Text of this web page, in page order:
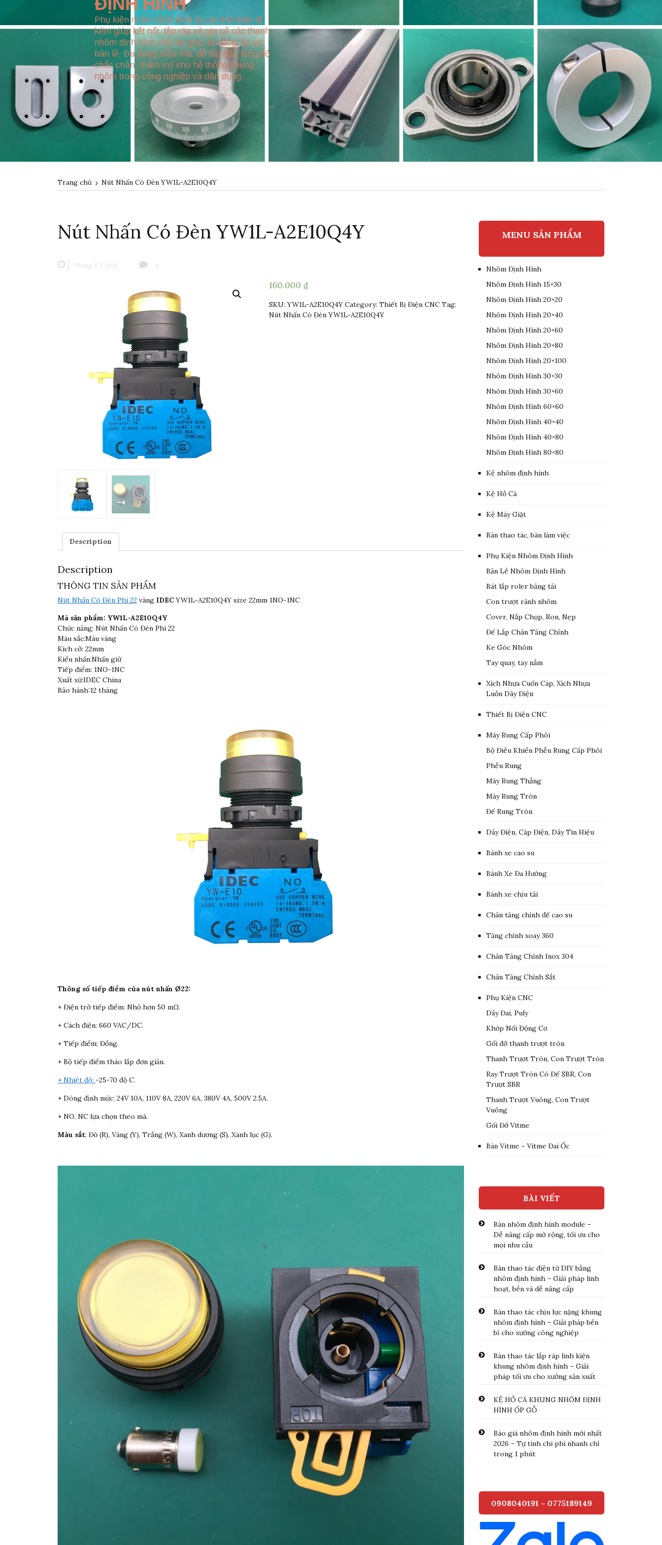
Phụ kiện nhôm định hình là các linh kiện đi
kèm giúp kết nối, lắp ráp và gia cố các thanh
nhôm định hình như ke góc, bu lông, ốc vít,
bản lề. Đa dạng mẫu mã, dễ lắp đặt, tăng độ
chắc chắn, thẩm mỹ cho hệ thống khung
nhôm trong công nghiệp và dân dụng.
Trang chủ Nút Nhấn Có Đèn YW1L-A2E10Q4Y
Nút Nhấn Có Đèn YW1L-A2E10Q4Y
Tháng 5 7, 2021 0
160.000 ₫
SKU:YW1L-A2E10Q4Y Category: Thiết Bị Điện CNC Tag:
Nút Nhấn Có Đèn YW1L-A2E10Q4Y
Description
Description
THÔNG TIN SẢN PHẨM
Nút Nhấn Có Đèn Phi 22 vàng IDECYW1L-A2E10Q4Y size 22mm 1NO-1NC
Mã sản phẩm: YW1L-A2E10Q4Y
Chức năng: Nút Nhấn Có Đèn Phi 22
Màu sắc:Màu vàng
Kích cỡ: 22mm
Kiểu nhấn:Nhấn giữ
Tiếp điểm: 1NO-1NC
Xuất xứ:IDEC China
Bảo hành:12 tháng
Thông số tiếp điểm của nút nhấn Ø22:
+ Điện trở tiếp điểm: Nhỏ hơn 50 mΩ.
+ Cách điện: 660 VAC/DC.
+ Tiếp điểm: Đồng.
+ Bộ tiếp điểm tháo lắp đơn giản.
+ Nhiệt độ: -25-70 độ C.
+ Dòng định mức: 24V 10A, 110V 8A, 220V 6A, 380V 4A, 500V 2.5A.
+ NO, NC lựa chọn theo mã.
Màu sắt: Đỏ (R), Vàng (Y), Trắng (W), Xanh dương (S), Xanh lục (G).
MENU SẢN PHẨM
Nhôm Định Hình
Nhôm Định Hình 15×30
Nhôm Định Hình 20×20
Nhôm Định Hình 20×40
Nhôm Định Hình 20×60
Nhôm Định Hình 20×80
Nhôm Định Hình 20×100
Nhôm Định Hình 30×30
Nhôm Định Hình 30×60
Nhôm Định Hình 60×60
Nhôm Định Hình 40×40
Nhôm Định Hình 40×80
Nhôm Định Hình 80×80
Kệ nhôm định hình
Kệ Hồ Cá
Kệ Máy Giặt
Bàn thao tác, bàn làm việc
Phụ Kiện Nhôm Định Hình
Bản Lề Nhôm Định Hình
Bát lắp roler băng tải
Con trượt rãnh nhôm
Cover, Nắp Chụp, Ron, Nẹp
Đế Lắp Chân Tăng Chỉnh
Ke Góc Nhôm
Tay quay, tay nắm
Xích Nhựa Cuốn Cáp, Xích Nhựa
Luồn Dây Điện
Thiết Bị Điện CNC
Máy Rung Cấp Phôi
Bộ Điều Khiển Phễu Rung Cấp Phôi
Phễu Rung
Máy Rung Thẳng
Máy Rung Tròn
Đế Rung Tròn
Dây Điện, Cáp Điện, Dây Tín Hiệu
Bánh xe cao su
Bánh Xe Đa Hướng
Bánh xe chịu tải
Chân tăng chỉnh đế cao su
Tăng chỉnh xoay 360
Chân Tăng Chỉnh Inox 304
Chân Tăng Chỉnh Sắt
Phụ Kiện CNC
Dây Đai, Puly
Khớp Nối Động Cơ
Gối đỡ thanh trượt tròn
Thanh Trượt Tròn, Con Trượt Tròn
Ray Trượt Tròn Có Đế SBR, Con
Trượt SBR
Thanh Trượt Vuông, Con Trượt
Vuông
Gối Đỡ Vitme
Bàn Vitme – Vitme Đai Ốc
BÀI VIẾT
Bàn nhôm định hình module –
Dễ nâng cấp mở rộng, tối ưu cho
mọi nhu cầu
Bàn thao tác điện tử DIY bằng
nhôm định hình – Giải pháp linh
hoạt, bền và dễ nâng cấp
Bàn thao tác chịu lực nặng khung
nhôm định hình – Giải pháp bền
bỉ cho xưởng công nghiệp
Bàn thao tác lắp ráp linh kiện
khung nhôm định hình – Giải
pháp tối ưu cho xưởng sản xuất
KỆ HỒ CÁ KHUNG NHÔM ĐỊNH
HÌNH ỐP GỖ
Báo giá nhôm định hình mới nhất
2026 – Tự tính chi phí nhanh chỉ
trong 1 phút
0908040191 – 0775189149